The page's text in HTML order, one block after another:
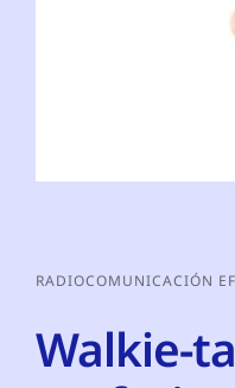
RADIOCOMUNICACIÓN
Walkie-